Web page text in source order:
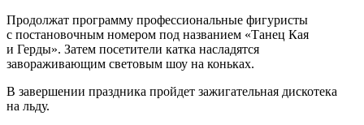
Продолжат программу профессиональные фигуристы
с постановочным номером под названием «Танец Кая
и Герды». Затем посетители катка насладятся
завораживающим световым шоу на коньках.
В завершении праздника пройдет зажигательная дискотека
на льду.